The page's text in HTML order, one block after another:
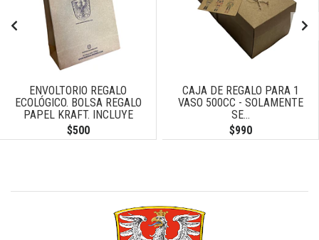
ENVOLTORIO REGALO
ECOLÓGICO. BOLSA REGALO
PAPEL KRAFT. INCLUYE
TARJETA DE...
$500
CAJA DE REGALO PARA 1
VASO 500CC - SOLAMENTE
SE...
$990